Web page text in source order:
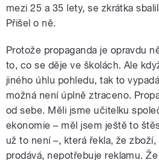
mezi 25 a 35 lety, se zkrátka
Přišel o ně.
Protože propaganda je opravdu
to, co se děje ve školách. Ale
jiného úhlu pohledu, tak to
možná není úplně ztraceno.
od sebe. Měli jsme učitelku
ekonomie – měl jsem ještě to
už to není –, která řekla, že
prodává, nepotřebuje reklamu.